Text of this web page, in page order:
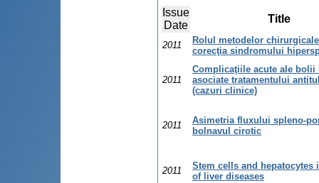
Issue
Date
Title
2011
Rolul metodelor
corecţia sindromului
2011
Complicaţiile acute ale bolii
asociate tratamentului
(cazuri clinice)
2011
Asimetria fluxului spleno-
bolnavul cirotic
2011
Stem cells and hepatocytes
of liver diseases